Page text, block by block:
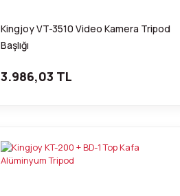
Kingjoy VT-3510 Video Kamera Tripod
Başlığı
3.986,03 TL